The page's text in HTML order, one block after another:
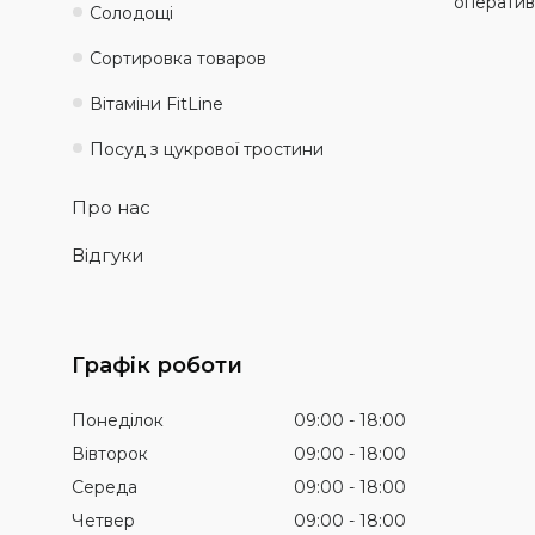
Солодощі
Сортировка товаров
Вітаміни FitLine
Посуд з цукрової тростини
Про нас
Відгуки
Графік роботи
Понеділок 09:00
18:00
Вівторок
09:00
18:00
Середа
09:00
18:00
Четвер
09:00
18:00